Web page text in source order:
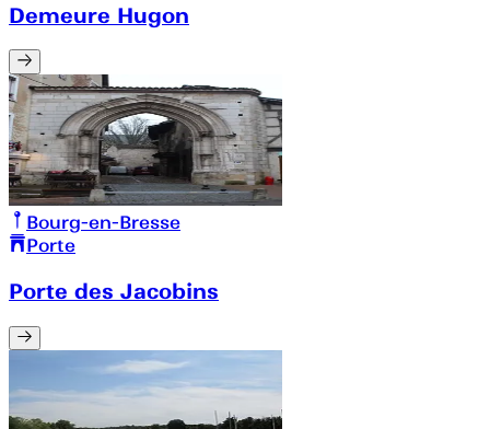
Demeure Hugon
Bourg-en-Bresse
Porte
Porte des Jacobins